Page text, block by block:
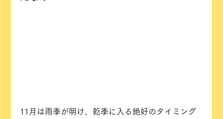
11月は雨季が明け、乾季に入る絶好のタイミング